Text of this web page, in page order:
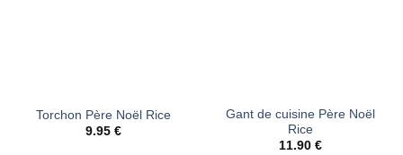
Torchon Père Noël Rice
9.95 €
Gant de cuisine Père Noël
Rice
11.90 €